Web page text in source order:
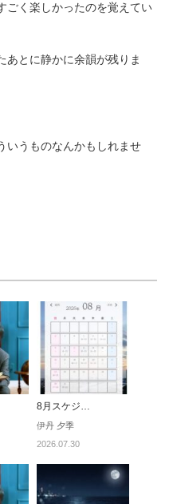
ごく楽しかったのを覚えてい
あとに静かに余韻が残りま
いうものなんかもしれませ
8月スケジ…
伊丹 夕季
2026.07.30